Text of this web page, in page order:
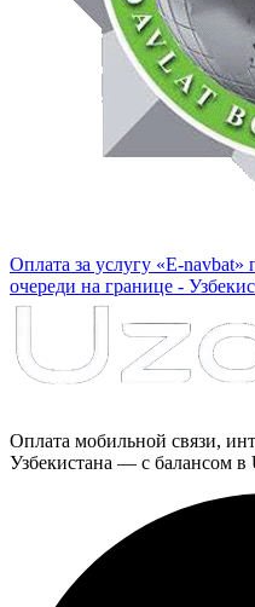
Оплата за услугу «E-
очереди на границе -
Оплата мобильной связи,
Узбекистана — с балансом